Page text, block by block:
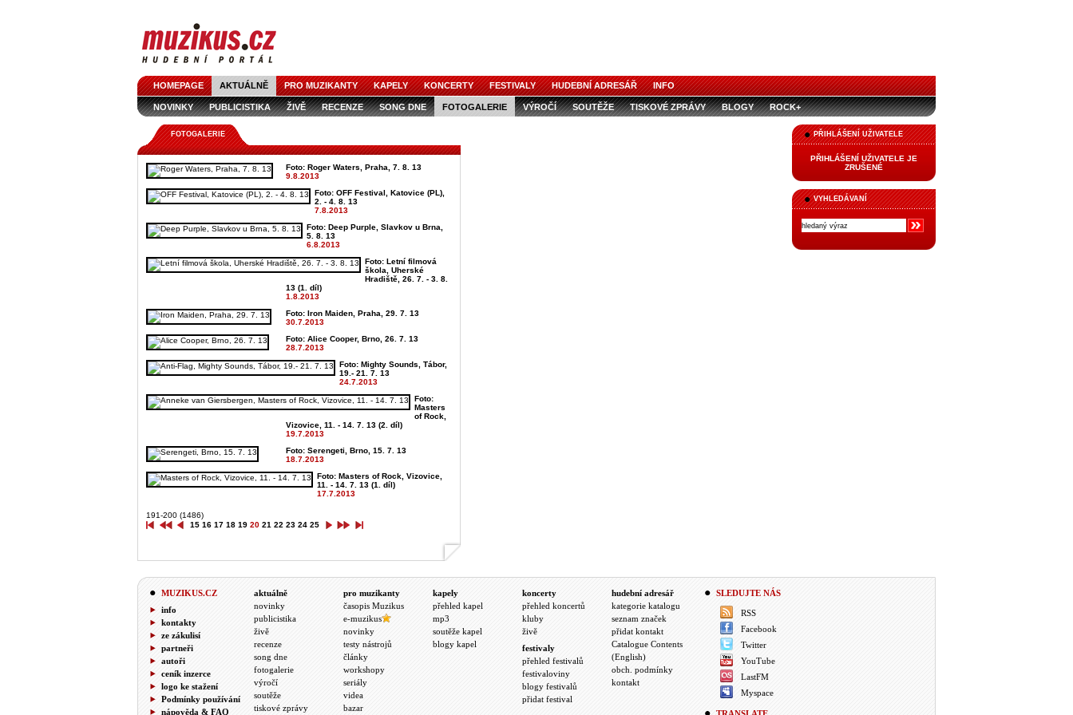
HOMEPAGE AKTUÁLNĚ PRO MUZIKANTY KAPELY KONCERTY FESTIVALY HUDEBNÍ ADRESÁŘ INFO
NOVINKY PUBLICISTIKA ŽIVĚ RECENZE SONG DNE FOTOGALERIE VÝROČÍ SOUTĚŽE TISKOVÉ ZPRÁVY BLOGY ROCK+
PŘIHLÁŠENÍ UŽIVATELE
PŘIHLÁŠENÍ UŽIVATELE JE
ZRUŠENÉ
VYHLEDÁVANÍ
FOTOGALERIE
Foto: Roger Waters, Praha, 7. 8. 13
9.8.2013
Foto: OFF Festival, Katovice (PL),
2. - 4. 8. 13
7.8.2013
Foto: Deep Purple, Slavkov u Brna,
5. 8. 13
6.8.2013
Foto: Letní filmová
škola, Uherské
Hradiště, 26. 7. - 3. 8.
13 (1. díl)
1.8.2013
Foto: Iron Maiden, Praha, 29. 7. 13
30.7.2013
Foto: Alice Cooper, Brno, 26. 7. 13
28.7.2013
Foto: Mighty Sounds, Tábor,
19.- 21. 7. 13
24.7.2013
Foto:
Masters
of Rock,
Vizovice, 11. - 14. 7. 13 (2. díl)
19.7.2013
Foto: Serengeti, Brno, 15. 7. 13
18.7.2013
Foto: Masters of Rock, Vizovice,
11. - 14. 7. 13 (1. díl)
17.7.2013
191-200 (1486)
15 16 17 18 19 20 21 22 23 24 25
MUZIKUS.CZ
info
kontakty
ze zákulisí
partneři
autoři
ceník inzerce
logo ke stažení
Podmínky používání
nápověda & FAQ
aktuálně
novinky
publicistika
živě
recenze
song dne
fotogalerie
výročí
soutěže
tiskové zprávy
pro muzikanty
časopis Muzikus
e-muzikus
novinky
testy nástrojů
články
workshopy
seriály
videa
bazar
kapely
přehled kapel
mp3
soutěže kapel
blogy kapel
koncerty
přehled koncertů
kluby
živě
festivaly
přehled festivalů
festivaloviny
blogy festivalů
přidat festival
hudební adresář
kategorie katalogu
seznam značek
přidat kontakt
Catalogue Contents
(English)
obch. podmínky
kontakt
SLEDUJTE NÁS
RSS
Facebook
Twitter
YouTube
LastFM
Myspace